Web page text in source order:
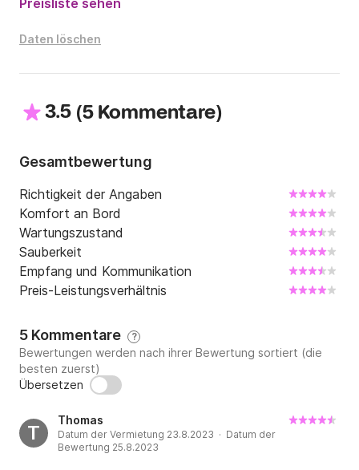
Preisliste sehen
Daten löschen
3.5 (5 Kommentare)
Gesamtbewertung
Richtigkeit der Angaben
Komfort an Bord
Wartungszustand
Sauberkeit
Empfang und Kommunikation
Preis-Leistungsverhältnis
5 Kommentare ?
Bewertungen werden nach ihrer Bewertung sortiert (die
besten zuerst)
Übersetzen
T
Thomas
Datum der Vermietung 23.8.2023 · Datum der
Bewertung 25.8.2023